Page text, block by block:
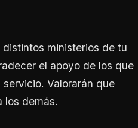
ministerios de tu
el apoyo de los que
Valorarán que
los demás.